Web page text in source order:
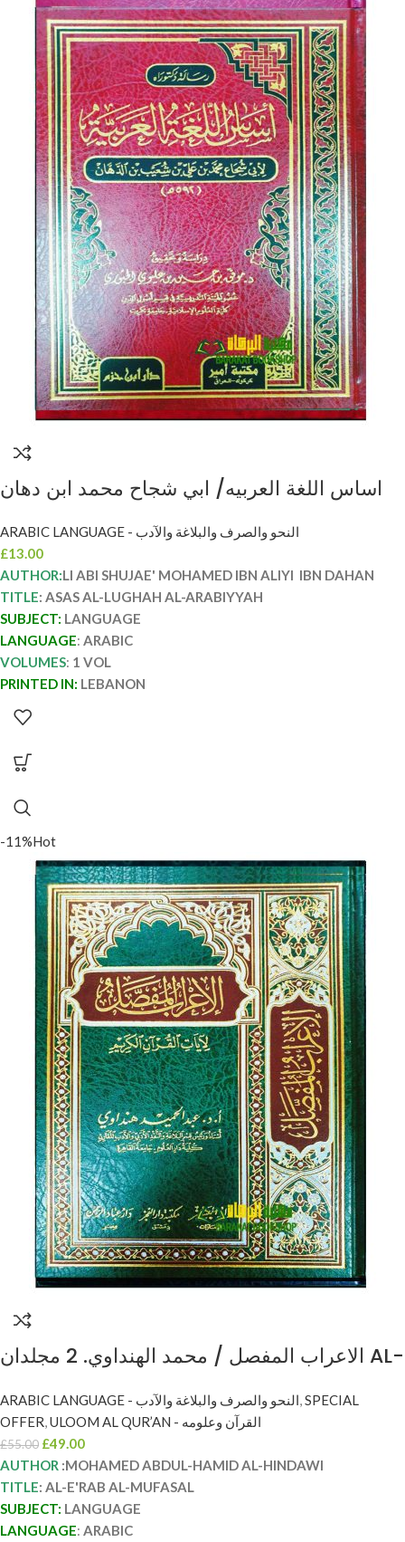
اساس اللغة العربيه/ ابي شجاح محمد ابن دهان
ARABIC LANGUAGE - النحو والصرف والبلاغة والآدب
£13.00
AUTHOR:LI ABI SHUJAE' MOHAMED IBN ALIYI IBN DAHAN
TITLE: ASAS AL-LUGHAH AL-ARABIYYAH
SUBJECT: LANGUAGE
LANGUAGE: ARABIC
VOLUMES: 1 VOL
PRINTED IN: LEBANON
-11%Hot
الاعراب المفصل / محمد الهنداوي. 2 مجلدان AL-
ARABIC LANGUAGE - النحو والصرف والبلاغة والآدب,SPECIAL
OFFER, ULOOM AL QUR’AN - القرآن وعلومه
£55.00 £49.00
AUTHOR :MOHAMED ABDUL-HAMID AL-HINDAWI
TITLE: AL-E'RAB AL-MUFASAL
SUBJECT: LANGUAGE
LANGUAGE: ARABIC